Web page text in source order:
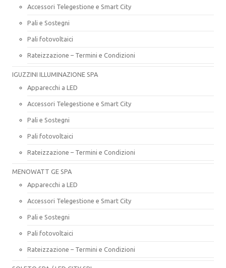
Accessori Telegestione e Smart City
Pali e Sostegni
Pali fotovoltaici
Rateizzazione – Termini e Condizioni
IGUZZINI ILLUMINAZIONE SPA
Apparecchi a LED
Accessori Telegestione e Smart City
Pali e Sostegni
Pali fotovoltaici
Rateizzazione – Termini e Condizioni
MENOWATT GE SPA
Apparecchi a LED
Accessori Telegestione e Smart City
Pali e Sostegni
Pali fotovoltaici
Rateizzazione – Termini e Condizioni